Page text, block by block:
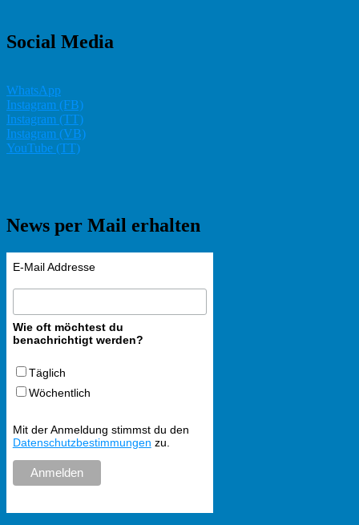
Social Media
WhatsApp
Instagram (FB)
Instagram (TT)
Instagram (VB)
YouTube (TT)
News per Mail erhalten
E-Mail Addresse
Wie oft möchtest du
benachrichtigt werden?
Täglich
Wöchentlich
Mit der Anmeldung stimmst du den
Datenschutzbestimmungen zu.